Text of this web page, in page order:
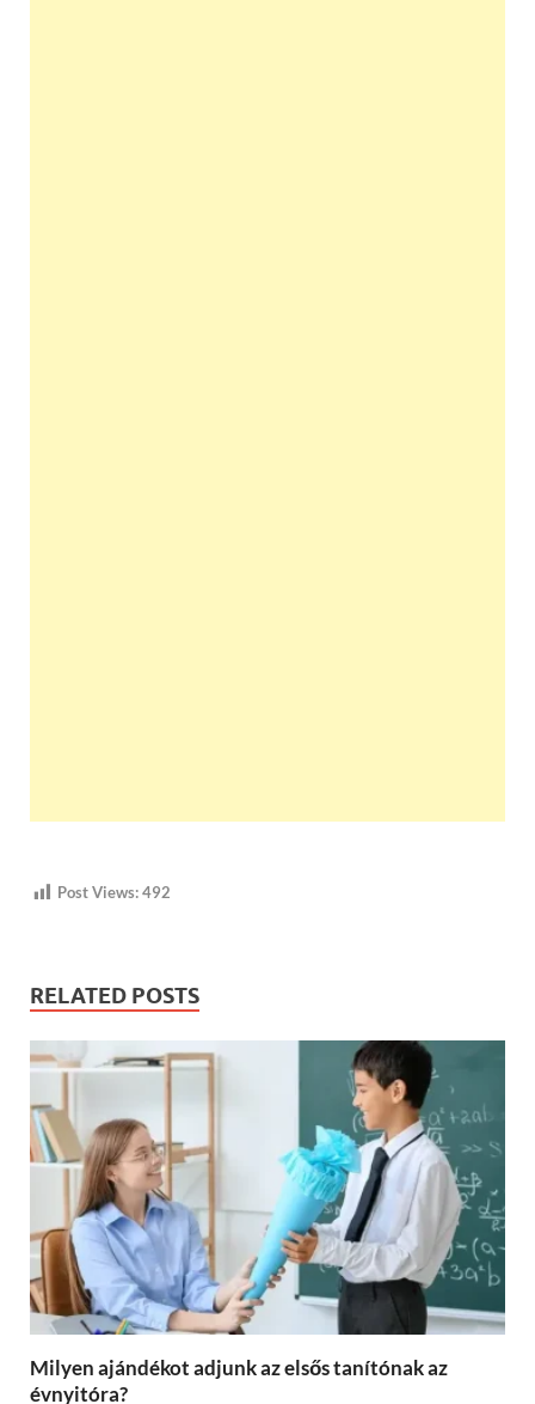
Post Views:492
RELATED POSTS
Milyen ajándékot adjunk az elsős tanítónak az
évnyitóra?